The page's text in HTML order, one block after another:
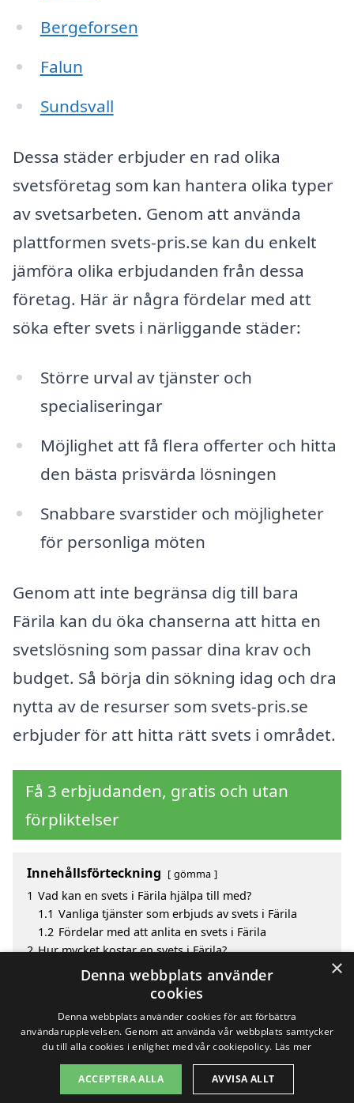
Bergeforsen
Falun
Sundsvall
Dessa städer erbjuder en rad olika
svetsföretag som kan hantera olika typer
av svetsarbeten. Genom att använda
plattformen svets-pris.se kan du enkelt
jämföra olika erbjudanden från dessa
företag. Här är några fördelar med att
söka efter svets i närliggande städer:
Större urval av tjänster och
specialiseringar
Möjlighet att få flera offerter och hitta
den bästa prisvärda lösningen
Snabbare svarstider och möjligheter
för personliga möten
Genom att inte begränsa dig till bara
Färila kan du öka chanserna att hitta en
svetslösning som passar dina krav och
budget. Så börja din sökning idag och dra
nytta av de resurser som svets-pris.se
erbjuder för att hitta rätt svets i området.
Få 3 erbjudanden, gratis och utan
förpliktelser
Innehållsförteckning gömma
1 Vad kan en svets i Färila hjälpa till med?
1.1 Vanliga tjänster som erbjuds av svets i Färila
1.2 Fördelar med att anlita en svets i Färila
2 Hur mycket kostar en svets i Färila?
Fördelar med att välja svets i Färila
Sök efter en skicklig svets i de omgivande städerna
Copyright 2026 - Pilanto Aps
×
Denna webbplats använder
cookies
Denna webbplats använder cookies för att förbättra
användarupplevelsen. Genom att använda vår webbplats samtycker
du till alla cookies i enlighet med vår cookiepolicy. Läs mer
ACCEPTERA ALLA AVVISA ALLT